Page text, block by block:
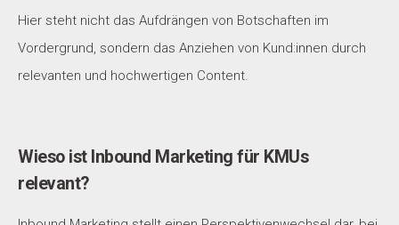
Hier steht nicht das Aufdrängen von Botschaften im
Vordergrund, sondern das Anziehen von Kund:innen durch
relevanten und hochwertigen Content.
Wieso ist Inbound Marketing für KMUs
relevant?